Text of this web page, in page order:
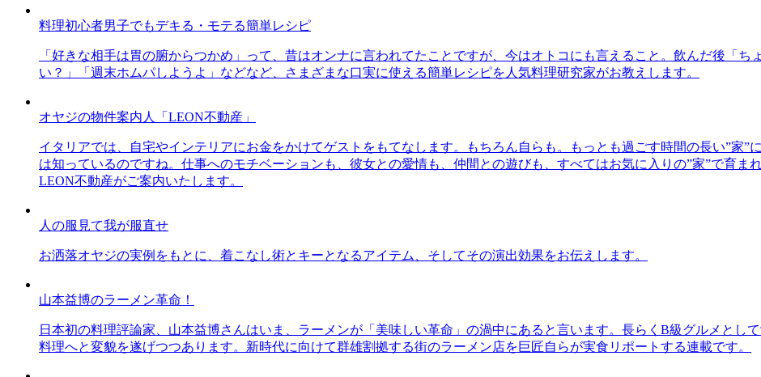
料理初心者男子でもデキる・モテる簡単レシピ
「好きな相手は胃の腑からつかめ」って、昔はオンナに言われてたことですが、今はオトコにも言えること。飲んだ後「
い？」「週末ホムパしようよ」などなど、さまざまな口実に使える簡単レシピを人気料理研究家がお教えします。
オヤジの物件案内人「LEON不動産」
イタリアでは、自宅やインテリアにお金をかけてゲストをもてなします。もちろん自らも。もっとも過ごす時間の長い”家”
は知っているのですね。仕事へのモチベーションも、彼女との愛情も、仲間との遊びも、すべてはお気に入りの”家”で育ま
LEON不動産がご案内いたします。
人の服見て我が服直せ
お洒落オヤジの実例をもとに、着こなし術とキーとなるアイテム、そしてその演出効果をお伝えします。
山本益博のラーメン革命！
日本初の料理評論家、山本益博さんはいま、ラーメンが「美味しい革命」の渦中にあると言います。長らくB級グルメとし
料理へと変貌を遂げつつあります。新時代に向けて群雄割拠する街のラーメン店を巨匠自らが実食リポートする連載です。